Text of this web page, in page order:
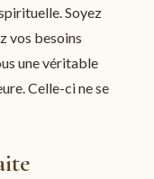
Soyez
vos besoins
une véritable
Celle-ci ne se